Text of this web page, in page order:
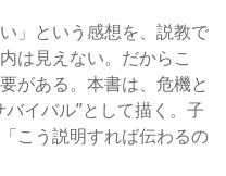
」という感想を、説教で
は見えない。だからこ
がある。本書は、危機と
イバル”として描く。子
こう説明すれば伝わるの